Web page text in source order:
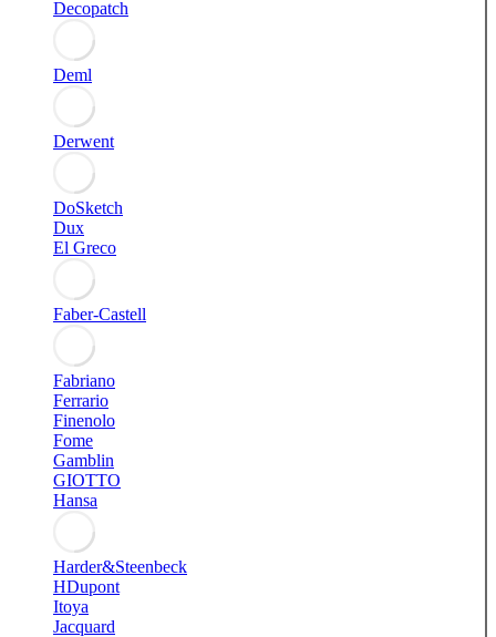
Decopatch
Deml
Derwent
DoSketch
Dux
El Greco
Faber-Castell
Fabriano
Ferrario
Finenolo
Fome
Gamblin
GIOTTO
Hansa
Harder&Steenbeck
HDupont
Itoya
Jacquard